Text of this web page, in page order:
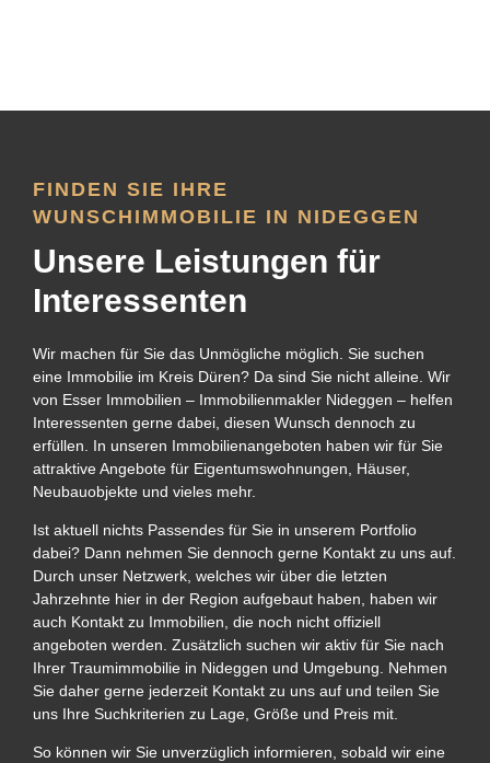
FINDEN SIE IHRE
WUNSCHIMMOBILIE IN NIDEGGEN
Unsere Leistungen für
Interessenten
Wir machen für Sie das Unmögliche möglich. Sie suchen
eine Immobilie im Kreis Düren? Da sind Sie nicht alleine. Wir
von Esser Immobilien – Immobilienmakler Nideggen – helfen
Interessenten gerne dabei, diesen Wunsch dennoch zu
erfüllen. In unseren Immobilienangeboten haben wir für Sie
attraktive Angebote für Eigentumswohnungen, Häuser,
Neubauobjekte und vieles mehr.
Ist aktuell nichts Passendes für Sie in unserem Portfolio
dabei? Dann nehmen Sie dennoch gerne Kontakt zu uns auf.
Durch unser Netzwerk, welches wir über die letzten
Jahrzehnte hier in der Region aufgebaut haben, haben wir
auch Kontakt zu Immobilien, die noch nicht offiziell
angeboten werden. Zusätzlich suchen wir aktiv für Sie nach
Ihrer Traumimmobilie in Nideggen und Umgebung. Nehmen
Sie daher gerne jederzeit Kontakt zu uns auf und teilen Sie
uns Ihre Suchkriterien zu Lage, Größe und Preis mit.
So können wir Sie unverzüglich informieren, sobald wir eine